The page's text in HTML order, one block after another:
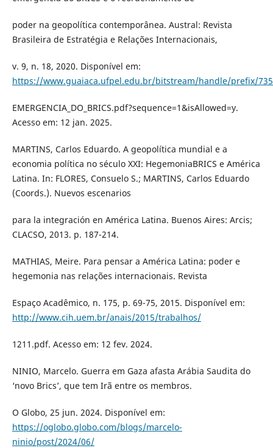
poder na geopolítica contemporânea. Austral: Revista
Brasileira de Estratégia e Relações Internacionais,
v. 9, n. 18, 2020. Disponível em:
https://www.guaiaca.ufpel.edu.br/bitstream/handle/prefix/
EMERGENCIA_DO_BRICS.pdf?sequence=1&isAllowed=y.
Acesso em: 12 jan. 2025.
MARTINS, Carlos Eduardo. A geopolítica mundial e a
economia política no século XXI: HegemoniaBRICS e América
Latina. In: FLORES, Consuelo S.; MARTINS, Carlos Eduardo
(Coords.). Nuevos escenarios
para la integración en América Latina. Buenos Aires: Arcis;
CLACSO, 2013. p. 187-214.
MATHIAS, Meire. Para pensar a América Latina: poder e
hegemonia nas relações internacionais. Revista
Espaço Acadêmico, n. 175, p. 69-75, 2015. Disponível em:
http://www.cih.uem.br/anais/2015/trabalhos/
1211.pdf. Acesso em: 12 fev. 2024.
NINIO, Marcelo. Guerra em Gaza afasta Arábia Saudita do
‘novo Brics’, que tem Irã entre os membros.
O Globo, 25 jun. 2024. Disponível em:
https://oglobo.globo.com/blogs/marcelo-
ninio/post/2024/06/